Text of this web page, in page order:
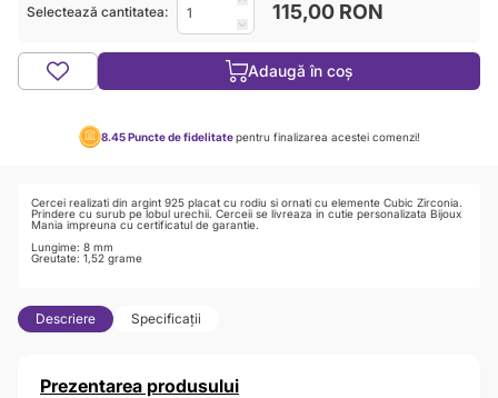
Selectează cantitatea: 115,00 RON
Adaugă în coș
8.45 Puncte de fidelitate pentru finalizarea acestei comenzi!
Cercei realizati din argint 925 placat cu rodiu si ornati cu elemente Cubic Zirconia.
Prindere cu surub pe lobul urechii. Cerceii se livreaza in cutie personalizata Bijoux
Mania impreuna cu certificatul de garantie.
Lungime: 8 mm
Greutate: 1,52 grame
Descriere Specificații
Prezentarea produsului